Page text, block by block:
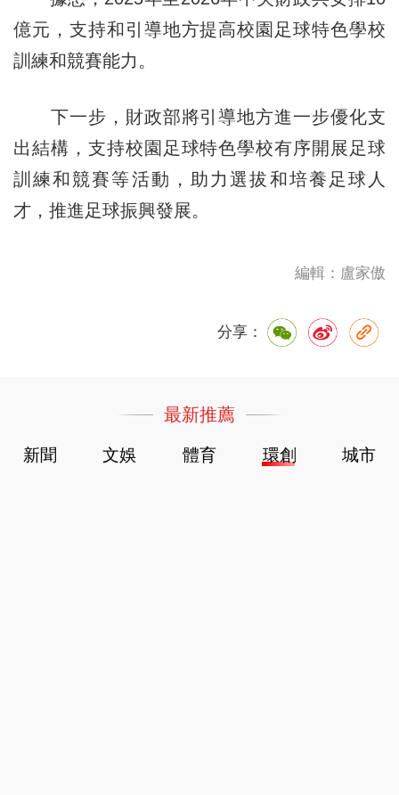
億元，支持和引導地方提高校園足球特色學校
訓練和競賽能力。
下一步，財政部將引導地方進一步優化支
出結構，支持校園足球特色學校有序開展足球
訓練和競賽等活動，助力選拔和培養足球人
才，推進足球振興發展。
編輯：盧家傲
分享：
最新推薦
新聞 文娛 體育 環創 城市